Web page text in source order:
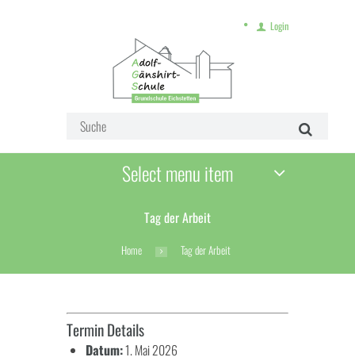
Login
Select menu item
Tag der Arbeit
Home Tag der Arbeit
Termin Details
Datum:1. Mai 2026